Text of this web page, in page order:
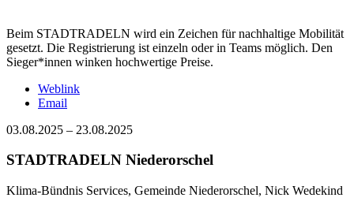
Beim STADTRADELN wird ein Zeichen für nachhaltige Mobilität
gesetzt. Die Registrierung ist einzeln oder in Teams möglich. Den
Sieger*innen winken hochwertige Preise.
Weblink
Email
03.08.2025 – 23.08.2025
STADTRADELN Niederorschel
Klima-Bündnis Services, Gemeinde Niederorschel, Nick Wedekind